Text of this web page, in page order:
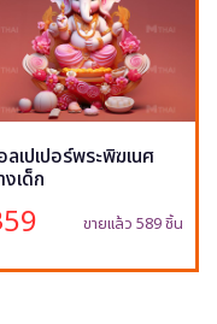
ลเปเปอร์พระพิฆเนศ
งเด็ก
ขายแล้ว 589 ชิ้น